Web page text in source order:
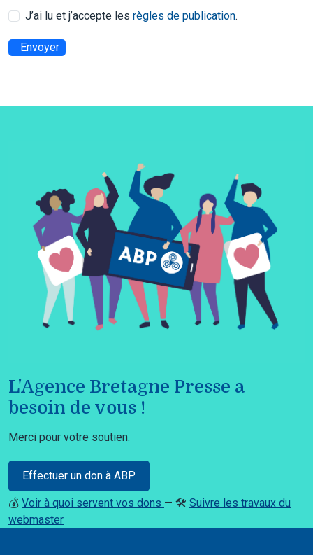
J’ai lu et j’accepte les règles de publication.
Envoyer
L'Agence Bretagne Presse a
besoin de vous !
Merci pour votre soutien.
Effectuer un don à ABP
💰 Voir à quoi servent vos dons — 🛠️ Suivre les travaux du
webmaster